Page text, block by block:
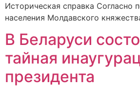
Историческая справка Согласно
населения Молдавского
В Беларуси
тайная
президента